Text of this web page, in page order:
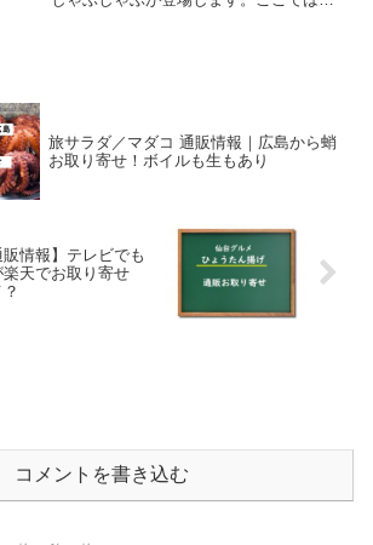
旅サラダ／マダコ 通販情報｜広島から蛸
お取り寄せ！ボイルも生もあり
販情報】テレビでも
天でお取り寄せ
コメントを書き込む